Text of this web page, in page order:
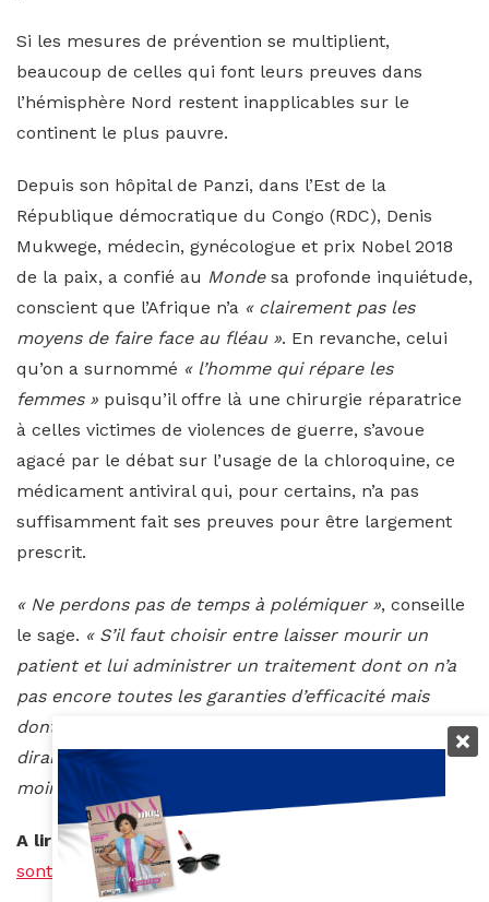
Si les mesures de prévention se multiplient,
beaucoup de celles qui font leurs preuves dans
l’hémisphère Nord restent inapplicables sur le
continent le plus pauvre.
Depuis son hôpital de Panzi, dans l’Est de la
République démocratique du Congo (RDC), Denis
Mukwege, médecin, gynécologue et prix Nobel 2018
de la paix, a confié au Mondesa profonde inquiétude,
conscient que l’Afrique n’a « clairement pas les
moyens de faire face au fléau ». En revanche, celui
qu’on a surnommé « l’homme qui répare les
femmes » puisqu’il offre là une chirurgie réparatrice
à celles victimes de violences de guerre, s’avoue
agacé par le débat sur l’usage de la chloroquine, ce
médicament antiviral qui, pour certains, n’a pas
suffisamment fait ses preuves pour être largement
prescrit.
« Ne perdons pas de temps à polémiquer », conseille
le sage. « S’il faut choisir entre laisser mourir un
patient et lui administrer un traitement dont on n’a
pas encore toutes les garanties d’efficacité mais
dont on a vérifié l’innocuité depuis longtemps, je
dirais qu’entre deux maux, il faut choisir le
moindre. »
A lire aussi – https://www.amina-mag.com/quels-
sont-les-pays-impactes-en-afrique-par-le-covid-19/